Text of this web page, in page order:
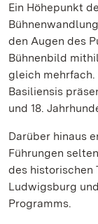
Ein Höhepunkt
den Augen des
Bühnenbild
gleich
Basiliensis
und 18.
Darüber hinaus
Führungen
des historischen
Ludwigsburg
Programms.